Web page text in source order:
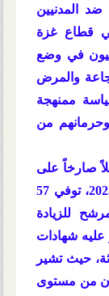
المدنيين
نسمة في قطاع غزة
في وضع
والمرض
ممنهجة
من
صارخاً على
هذه السياسة منذ بدء الحصار في 2 آذار 2025، توفي 57
للزيادة
عليه شهادات
حيث تشير
من مستوى